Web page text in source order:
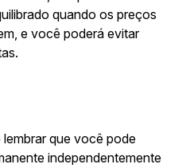
quando os preços
e você poderá evitar
que você pode
independentemente